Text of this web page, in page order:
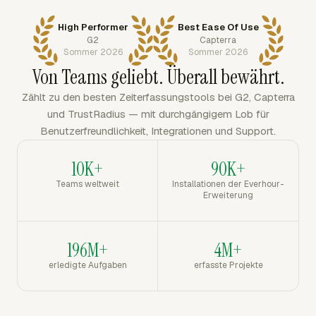
High Performer
G2
Sommer 2026
Best Ease Of Use
Capterra
Sommer 2026
Von Teams geliebt. Überall bewährt.
Zählt zu den besten Zeiterfassungstools bei G2, Capterra
und TrustRadius — mit durchgängigem Lob für
Benutzerfreundlichkeit, Integrationen und Support.
10K+
Teams weltweit
90K+
Installationen der Everhour-
Erweiterung
196M+
erledigte Aufgaben
4M+
erfasste Projekte